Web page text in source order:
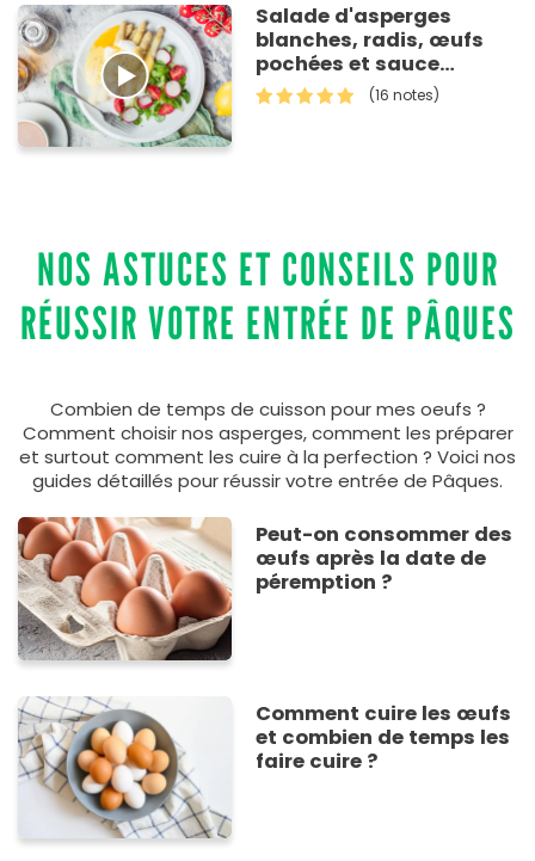
Salade d'asperges
blanches, radis, œufs
pochées et sauce
hollandaise(16 notes)
NOS ASTUCES ET CONSEILS POUR
RÉUSSIR VOTRE ENTRÉE DE PÂQUES
Combien de temps de cuisson pour mes oeufs ?
Comment choisir nos asperges, comment les préparer
et surtout comment les cuire à la perfection ? Voici nos
guides détaillés pour réussir votre entrée de Pâques.
Peut-on consommer des
œufs après la date de
péremption ?
Comment cuire les œufs
et combien de temps les
faire cuire ?